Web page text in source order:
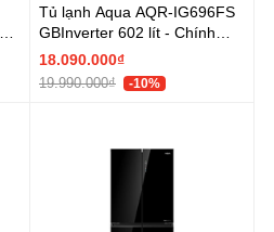
Tủ lạnh Aqua AQR-IG696FS
GBInverter 602 lít - Chính
hãng
18.090.000₫
19.990.000₫ -10%